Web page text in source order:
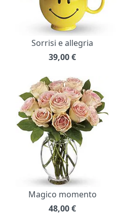
Sorrisi e allegria
39,00€
Magico momento
48,00€